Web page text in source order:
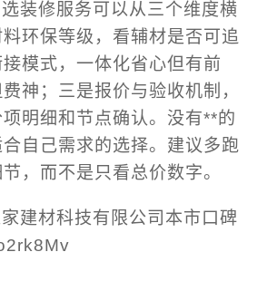
装修服务可以从三个维度横
环保等级，看辅材是否可追
模式，一体化省心但有前
神；三是报价与验收机制，
明细和节点确认。没有**的
自己需求的选择。建议多跑
，而不是只看总价数字。
建材科技有限公司本市口碑